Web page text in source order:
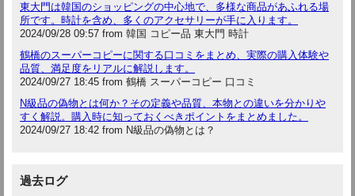
東大門は韓国のショッピングの中心地で、多様な商品があふれる場
所です。時計を含め、多くのアクセサリーが手に入ります。
2024/09/28 09:57 from 韓国 コピー品 東大門 時計
鶴橋のスーパーコピーに関する口コミをまとめ、実際の購入体験や
品質、満足度をリアルに解説します。
2024/09/27 18:45 from 鶴橋 スーパーコピー 口コミ
N級品の偽物とは何か？その定義や品質、本物との違いを分かりや
すく解説。購入時に知っておくべきポイントをまとめました。
2024/09/27 18:42 from N級品の偽物とは？
過去ログ